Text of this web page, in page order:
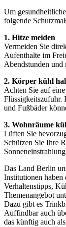
Um
folgende
1. Hitze meiden
Vermeiden Sie
Aufenthalte im
Abendstunden und
2. Körper kühl
Achten Sie auf
Flüssigkeitszufuhr.
und Fußbäder
3. Wohnräume
Lüften Sie
Schützen Sie Ihre
Das Land Berlin
Institutionen
Verhaltenstipps,
Themenangebot
Dazu gibt es
Auffindbar auch
das künftig auch